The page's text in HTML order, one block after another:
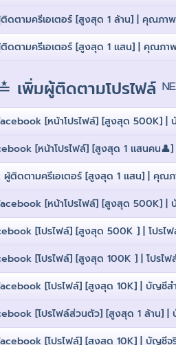
ดตามครีเอเตอร์ [สูงสุด 1 ล้าน] | คุณภา
ดตามครีเอเตอร์ [สูงสุด 1 เเสน] | คุณ
เพิ่มผู้ติดตามโปรไฟล์
[หน้าโปรไฟล์] [สูงสุด 500K]
[หน้าโปรไฟล์] [สูงสุด 1 เเสนคน
ผู้ติดตามครีเอเตอร์ [สูงสุด 1 เเสน] | คุ
[หน้าโปรไฟล์] [สูงสุด 500K] |
[โปรไฟล์] [สูงสุด 500K ] | โปรไ
[โปรไฟล์] [สูงสุด 100K ] | โปรไ
[โปรไฟล์] [สูงสุด 10K] | บัญชีส
[โปรไฟล์ส่วนตัว] [สูงสุด 1 ล้าน]
[โปรไฟล์] [สูงสุด 10K] | บัญชี